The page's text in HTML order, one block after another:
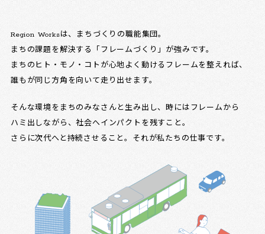
Region Worksは、まちづくりの職能集団。
まちの課題を解決する「フレームづくり」が強みです。
まちのヒト・モノ・コトが心地よく動けるフレームを整えれば、
誰もが同じ方角を向いて走り出せます。
そんな環境をまちのみなさんと生み出し、時にはフレームから
ハミ出しながら、社会へインパクトを残すこと。
さらに次代へと持続させること。それが私たちの仕事です。